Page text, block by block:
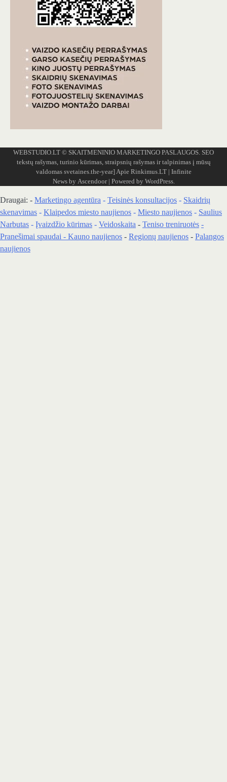
WEBSTUDIO.LT © SKAITMENINIO MARKETINGO PASLAUGOS. SEO
tekstų rašymas, turinio kūrimas, straipsnių rašymas ir talpinimas į mūsų
valdomas svetaines.the-year]Apie Rinkimus.LT| Infinite
News by Ascendoor| Powered by WordPress.
Draugai: - Marketingo agentūra - Teisinės konsultacijos - Skaidrių
skenavimas - Klaipedos miesto naujienos - Miesto naujienos - Saulius
Narbutas - Įvaizdžio kūrimas - Veidoskaita - Teniso treniruotės -
Pranešimai spaudai - Kauno naujienos - Regionų naujienos - Palangos
naujienos